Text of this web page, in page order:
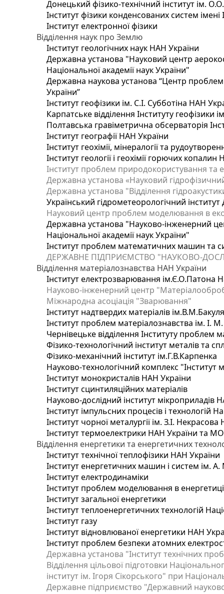
Донецький фізико-технічний інститут ім.
Інститут фізики конденсованих систем
Інститут електронної фізики
Відділення наук про Землю
Інститут геологічних наук НАН України
Державна установа "Науковий центр
Національної академії наук України"
Державна наукова установа “Центр проблем
України”
Інститут геофізики ім. С.І. Субботіна НАН
Карпатське відділення Інституту геофізики
Полтавська гравіметрична обсерваторія
Інститут географії НАН України
Інститут геохімії, мінералогії та
Інститут геології і геохімії горючих
Інститут проблем природокористування та
Державна установа «Науковий
Державна установа "Відділення
Український гідрометеорологічний
Науковий центр проблем моделювання в
Державна установа "Науково-інженерний
Національної академії наук України"
Інститут проблем математичних машин та
ДЕРЖАВНЕ ПІДПРИЄМСТВО "НАУКОВО-
Відділення матеріалознавства НАН України
Інститут електрозварювання ім.Є.О.Патона
Науково-інженерний центр
Міжнародна асоціація "Зварювання"
Інститут надтвердих матеріалів
Інститут проблем матеріалознавства ім. І.
Чернівецьке відділення Інституту проблем
Фізико-технологічний інститут металів та
Фізико-механічний інститут ім.Г.В.Карпенка
Науково-технологічний комплекс "Інститут
Інститут монокристалів НАН України
Інститут сцинтиляційних матеріалів
Науково-дослідний інститут мікроприладів
Інститут імпульсних процесів і технологій
Інститут чорної металургії ім. З.І.
Інститут термоелектрики НАН України та
Відділення енергетики та енергетичних
Інститут технічної теплофізики НАН України
Інститут енергетичних машин і систем ім.
Інститут електродинаміки
Інститут проблем моделювання в
Інститут загальної енергетики
Інститут теплоенергетичних технологій
Інститут газу
Інститут відновлюваної енергетики НАН
Інститут проблем безпеки атомних
Державна установа "Інститут технічних
Відділення цільової підготовки
інститут ім. Ігоря Сікорського" при
Державне підприємство "Державний